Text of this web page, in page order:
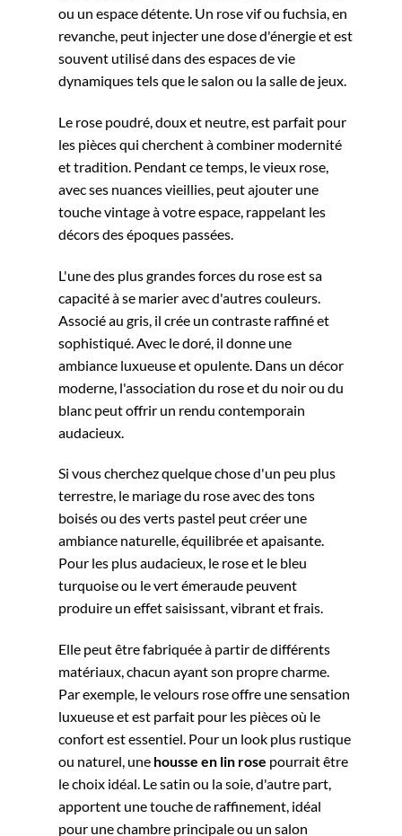
ou un espace détente. Un rose vif ou fuchsia, en
revanche, peut injecter une dose d'énergie et est
souvent utilisé dans des espaces de vie
dynamiques tels que le salon ou la salle de jeux.
Le rose poudré, doux et neutre, est parfait pour
les pièces qui cherchent à combiner modernité
et tradition. Pendant ce temps, le vieux rose,
avec ses nuances vieillies, peut ajouter une
touche vintage à votre espace, rappelant les
décors des époques passées.
L'une des plus grandes forces du rose est sa
capacité à se marier avec d'autres couleurs.
Associé au gris, il crée un contraste raffiné et
sophistiqué. Avec le doré, il donne une
ambiance luxueuse et opulente. Dans un décor
moderne, l'association du rose et du noir ou du
blanc peut offrir un rendu contemporain
audacieux.
Si vous cherchez quelque chose d'un peu plus
terrestre, le mariage du rose avec des tons
boisés ou des verts pastel peut créer une
ambiance naturelle, équilibrée et apaisante.
Pour les plus audacieux, le rose et le bleu
turquoise ou le vert émeraude peuvent
produire un effet saisissant, vibrant et frais.
Elle peut être fabriquée à partir de différents
matériaux, chacun ayant son propre charme.
Par exemple, le velours rose offre une sensation
luxueuse et est parfait pour les pièces où le
confort est essentiel. Pour un look plus rustique
ou naturel, une housse en lin rose pourrait être
le choix idéal. Le satin ou la soie, d'autre part,
apportent une touche de raffinement, idéal
pour une chambre principale ou un salon